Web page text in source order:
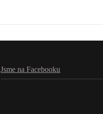
Jsme na Facebooku